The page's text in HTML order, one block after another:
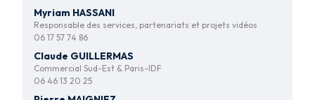
Myriam HASSANI
Responsable des services, partenariats et projets vidéos
06 17 57 74 86
Claude GUILLERMAS
Commercial Sud-Est & Paris-IDF
06 46 13 20 25